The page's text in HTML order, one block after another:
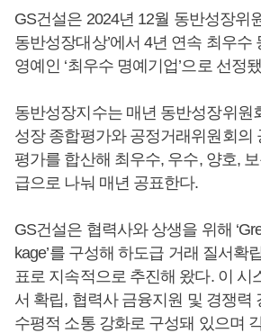
GS건설은 2024년 12월 동반성장위
동반성장대상’에서 4년 연속 최우수
영예인 ‘최우수 명예기업’으로 선정
동반성장지수는 매년 동반성장위원
성장 종합평가와 공정거래위원회의
평가를 합산해 최우수, 우수, 양호,
급으로 나눠 매년 공표한다.
GS건설은 협력사와 상생을 위해
kage’를 구성해 하도급 거래 질서확
표로 지속적으로 추진해 왔다. 이 시
서 확립, 협력사 금융지원 및 경쟁력
수평적 소통 강화로 구성돼 있으며